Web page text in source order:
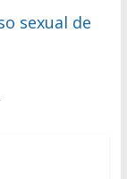
sexual de